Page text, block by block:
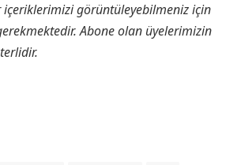
içeriklerimizi görüntüleyebilmeniz için
Abone olan üyelerimizin